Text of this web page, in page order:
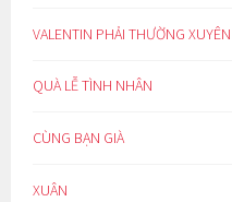
VALENTIN PHẢI THƯỜNG XUYÊN
QUÀ LỄ TÌNH NHÂN
CÙNG BẠN GIÀ
XUÂN